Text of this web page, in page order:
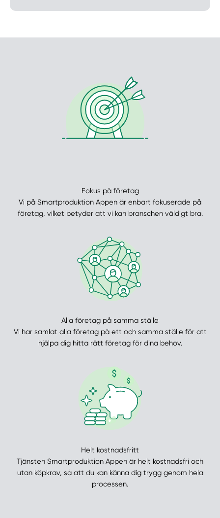
Fokus på företag
Vi på Smartproduktion Appen är enbart fokuserade på
företag, vilket betyder att vi kan branschen väldigt bra.
Alla företag på samma ställe
Vi har samlat alla företag på ett och samma ställe för att
hjälpa dig hitta rätt företag för dina behov.
Helt kostnadsfritt
Tjänsten Smartproduktion Appen är helt kostnadsfri och
utan köpkrav, så att du kan känna dig trygg genom hela
processen.